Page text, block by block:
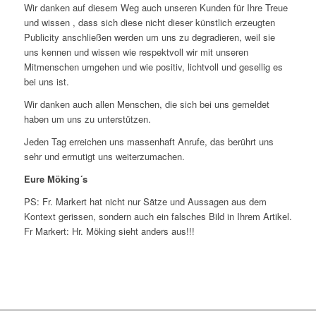
Wir danken auf diesem Weg auch unseren Kunden für Ihre Treue
und wissen , dass sich diese nicht dieser künstlich erzeugten
Publicity anschließen werden um uns zu degradieren, weil sie
uns kennen und wissen wie respektvoll wir mit unseren
Mitmenschen umgehen und wie positiv, lichtvoll und gesellig es
bei uns ist.
Wir danken auch allen Menschen, die sich bei uns gemeldet
haben um uns zu unterstützen.
Jeden Tag erreichen uns massenhaft Anrufe, das berührt uns
sehr und ermutigt uns weiterzumachen.
Eure Möking´s
PS: Fr. Markert hat nicht nur Sätze und Aussagen aus dem
Kontext gerissen, sondern auch ein falsches Bild in Ihrem Artikel.
Fr Markert: Hr. Möking sieht anders aus!!!